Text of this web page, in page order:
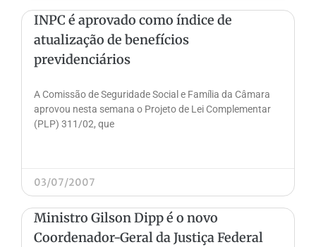
INPC é aprovado como índice de
atualização de benefícios
previdenciários
A Comissão de Seguridade Social e Família da Câmara
aprovou nesta semana o Projeto de Lei Complementar
(PLP) 311/02, que
03/07/2007
Ministro Gilson Dipp é o novo
Coordenador-Geral da Justiça Federal